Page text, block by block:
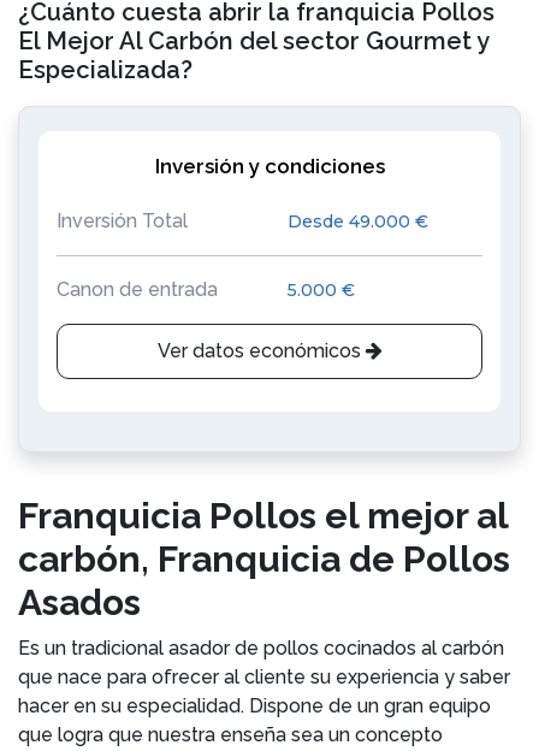
¿Cuánto cuesta abrir la franquicia Pollos
El Mejor Al Carbón del sector Gourmet y
Especializada?
Inversión y condiciones
Inversión Total Desde 49.000 €
Canon de entrada 5.000 €
Ver datos económicos
Franquicia Pollos el mejor al
carbón, Franquicia de Pollos
Asados
Es un tradicional asador de pollos cocinados al carbón
que nace para ofrecer al cliente su experiencia y saber
hacer en su especialidad. Dispone de un gran equipo
que logra que nuestra enseña sea un concepto